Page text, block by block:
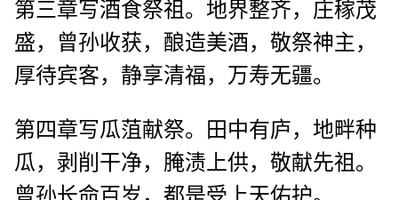
第三章写酒食祭祖。地界整齐，庄稼茂
盛，曾孙收获，酿造美酒，敬祭神主，
厚待宾客，静享清福，万寿无疆。
第四章写瓜菹献祭。田中有庐，地畔种
瓜，剥削干净，腌渍上供，敬献先祖。